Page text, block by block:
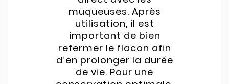
muqueuses. Après
utilisation, il est
important de bien
refermer le flacon afin
d’en prolonger la durée
de vie. Pour une